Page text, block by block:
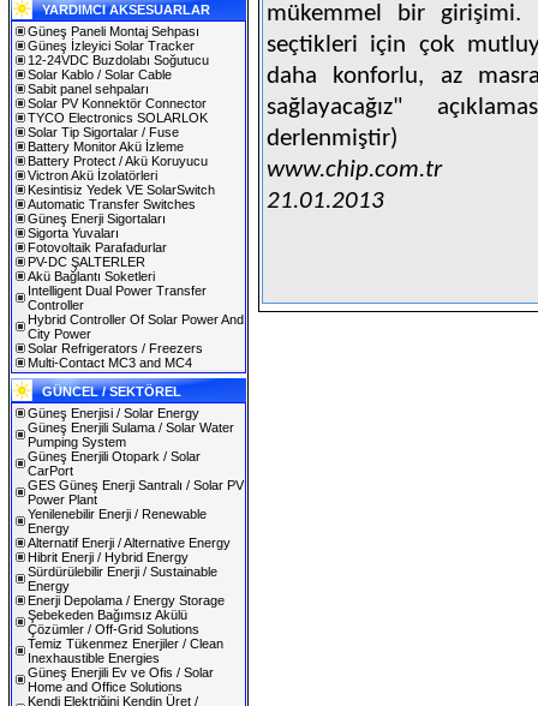
YARDIMCI AKSESUARLAR
Güneş Paneli Montaj Sehpası
Güneş İzleyici Solar Tracker
12-24VDC Buzdolabı Soğutucu
Solar Kablo / Solar Cable
Sabit panel sehpaları
Solar PV Konnektör Connector
TYCO Electronics SOLARLOK
Solar Tip Sigortalar / Fuse
Battery Monitor Akü İzleme
Battery Protect / Akü Koruyucu
Victron Akü İzolatörleri
Kesintisiz Yedek VE SolarSwitch
Automatic Transfer Switches
Güneş Enerji Sigortaları
Sigorta Yuvaları
Fotovoltaik Parafadurlar
PV-DC ŞALTERLER
Akü Bağlantı Soketleri
Intelligent Dual Power Transfer
Controller
Hybrid Controller Of Solar Power And
City Power
Solar Refrigerators / Freezers
Multi-Contact MC3 and MC4
GÜNCEL / SEKTÖREL
Güneş Enerjisi / Solar Energy
Güneş Enerjili Sulama / Solar Water
Pumping System
Güneş Enerjili Otopark / Solar
CarPort
GES Güneş Enerji Santralı / Solar PV
Power Plant
Yenilenebilir Enerji / Renewable
Energy
Alternatif Enerji / Alternative Energy
Hibrit Enerji / Hybrid Energy
Sürdürülebilir Enerji / Sustainable
Energy
Enerji Depolama / Energy Storage
Şebekeden Bağımsız Akülü
Çözümler / Off-Grid Solutions
Temiz Tükenmez Enerjiler / Clean
Inexhaustible Energies
Güneş Enerjili Ev ve Ofis / Solar
Home and Office Solutions
Kendi Elektriğini Kendin Üret /
mükemmel bir girişimi.
seçtikleri için çok
daha konforlu, az
sağlayacağız"
derlenmiştir)
www.chip.com.tr
21.01.2013